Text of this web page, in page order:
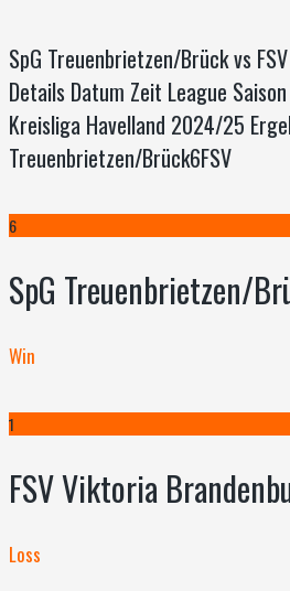
SpG Treuenbrietzen/Brück vs
Details Datum Zeit League
Kreisliga Havelland 2024/25
Treuenbrietzen/Brück6FSV
6
SpG Treuenbrietzen/
Win
1
FSV Viktoria
Loss